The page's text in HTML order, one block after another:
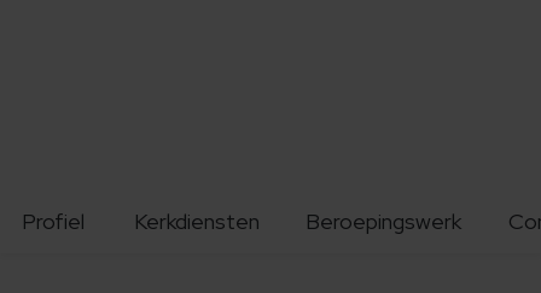
Profiel Kerkdiensten Beroepingswerk